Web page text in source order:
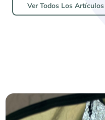
Ver Todos Los Artículos